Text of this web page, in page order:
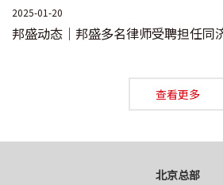
置，并完成了破产财产分配工作，案件
2025-01-20
邦盛动态｜邦盛多名律师受聘担任同
查看更多
北京总部